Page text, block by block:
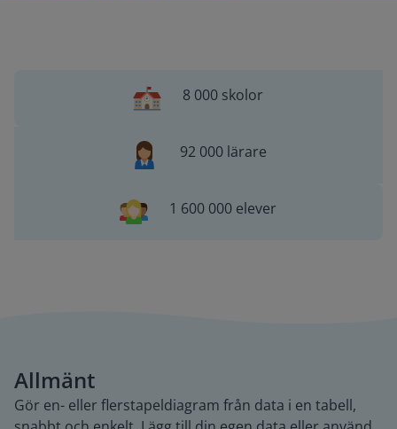
8 000 skolor
92 000 lärare
1 600 000 elever
Allmänt
Gör en- eller flerstapeldiagram från data i en tabell,